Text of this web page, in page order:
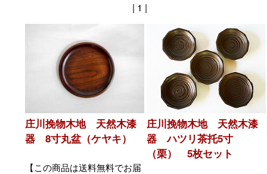
| 1 |
庄川挽物木地 天然木漆
器 8寸丸盆（ケヤキ）
【この商品は送料無料でお届
庄川挽物木地 天然木漆
器 ハツリ茶托5寸
（栗） 5枚セット